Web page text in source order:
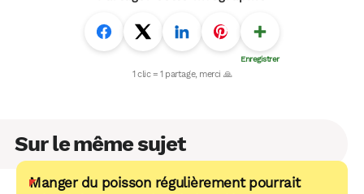
Sur le même sujet
Manger du poisson régulièrement pourrait